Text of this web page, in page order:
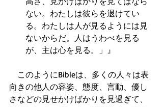
ない。わたしは彼らを退けてい
る。わたしは人が見るようには見
ないからだ。人はうわべを見る
が、主は心を見る。」』
このようにBibleは、多くの人々は表
向きの他人の容姿、態度、言動、優し
さなどの見せかけばかりを見過ぎて、